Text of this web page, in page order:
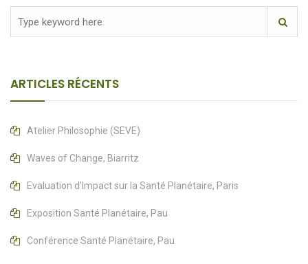
ARTICLES RÉCENTS
Atelier Philosophie (SEVE)
Waves of Change, Biarritz
Evaluation d’Impact sur la Santé Planétaire, Paris
Exposition Santé Planétaire, Pau
Conférence Santé Planétaire, Pau